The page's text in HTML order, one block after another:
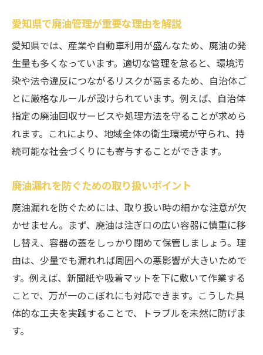
廃油回収パックや市販用品の使い方
廃油処理時に注意したい環境への配慮
回収業者を利用した廃油手順のポイント
廃油処理でよくある失敗例と対策
個人でできる廃油回収のポイントを解説
個人で実践できる廃油回収の流れを紹介
廃油回収用品選びのコツとポイント
廃油持ち込み先の選び方と注意すべき点
廃油回収を手間なく行う方法を解説
廃油回収無料サービスを利用するコツ
環境に優しい廃油対策を実践する方法
廃油をリサイクルするメリットと実例
廃油対策で守りたい環境保護の基本知識
廃油を減らすためのエコな工夫方法
愛知県で廃油管理が重要な理由を解説
愛知県では、産業や自動車利用が盛んなため、廃油の発
生量も多くなっています。適切な管理を怠ると、環境汚
染や法令違反につながるリスクが高まるため、自治体ご
とに厳格なルールが設けられています。例えば、自治体
指定の廃油回収サービスや処理方法を守ることが求めら
れます。これにより、地域全体の衛生環境が守られ、持
続可能な社会づくりにも寄与することができます。
廃油漏れを防ぐための取り扱いポイント
廃油漏れを防ぐためには、取り扱い時の細かな注意が欠
かせません。まず、廃油は注ぎ口の広い容器に慎重に移
し替え、容器の蓋をしっかり閉めて保管しましょう。理
由は、少量でも漏れれば周囲への悪影響が大きいためで
す。例えば、新聞紙や吸着マットを下に敷いて作業する
ことで、万が一のこぼれにも対応できます。こうした具
体的な工夫を実践することで、トラブルを未然に防げま
す。